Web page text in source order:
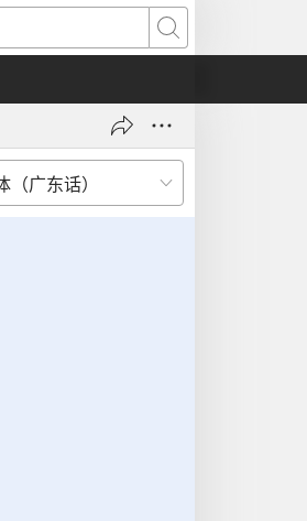
搜
索